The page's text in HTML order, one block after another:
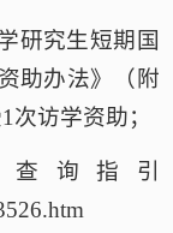
研究生短期国
助办法》（ 附
1次访学资助；
查询指引